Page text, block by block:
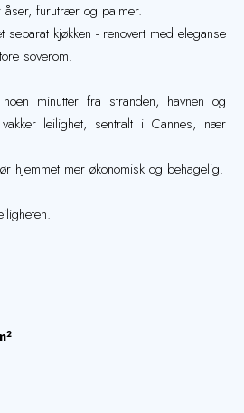
åser, furutrær og palmer.
kjøkken - renovert med eleganse
soverom.
minutter fra stranden, havnen og
leilighet, sentralt i Cannes, nær
hjemmet mer økonomisk og behagelig.